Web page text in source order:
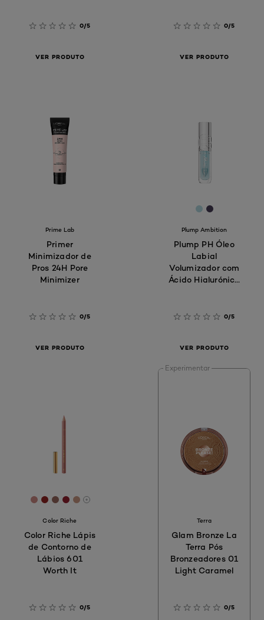
0/5
VER PRODUTO
0/5
VER PRODUTO
Prime Lab
Primer
Minimizador de
Pros 24H Pore
Minimizer​
0/5
VER PRODUTO
[Color]:
[Color]:
Plump Ambition
Plump PH Óleo
Labial
Volumizador com
Ácido Hialurónico
0/5
VER PRODUTO
[Color]: #D08B85
[Color]: #952522
[Color]: #99685E
[Color]: #95212F
[Color]: #CB9983
[More shades are available]
Color Riche
Color Riche Lápis
de Contorno de
Lábios 601
Worth It​
0/5
Experimentar
Terra
Glam Bronze La
Terra Pós
Bronzeadores 01
Light Caramel
0/5